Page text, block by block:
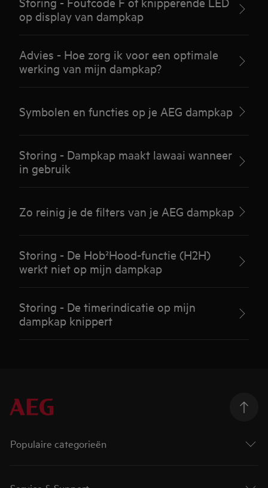
op display van dampkap
Advies - Hoe zorg ik voor een optimale
werking van mijn dampkap?
Symbolen en functies op je AEG dampkap
Storing - Dampkap maakt lawaai wanneer
in gebruik
Zo reinig je de filters van je AEG dampkap
Storing - De Hob²Hood-functie (H2H)
werkt niet op mijn dampkap
Storing - De timerindicatie op mijn
dampkap knippert
Populaire categorieën